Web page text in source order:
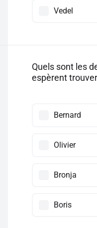
Vedel
Quels sont les
espèrent
Bernard
Olivier
Bronja
Boris